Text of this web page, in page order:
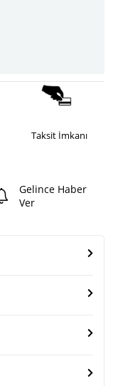
Taksit İmkanı
Gelince Haber
Ver